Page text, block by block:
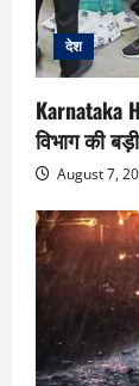
देश
Karnataka
विभाग की
August 7,